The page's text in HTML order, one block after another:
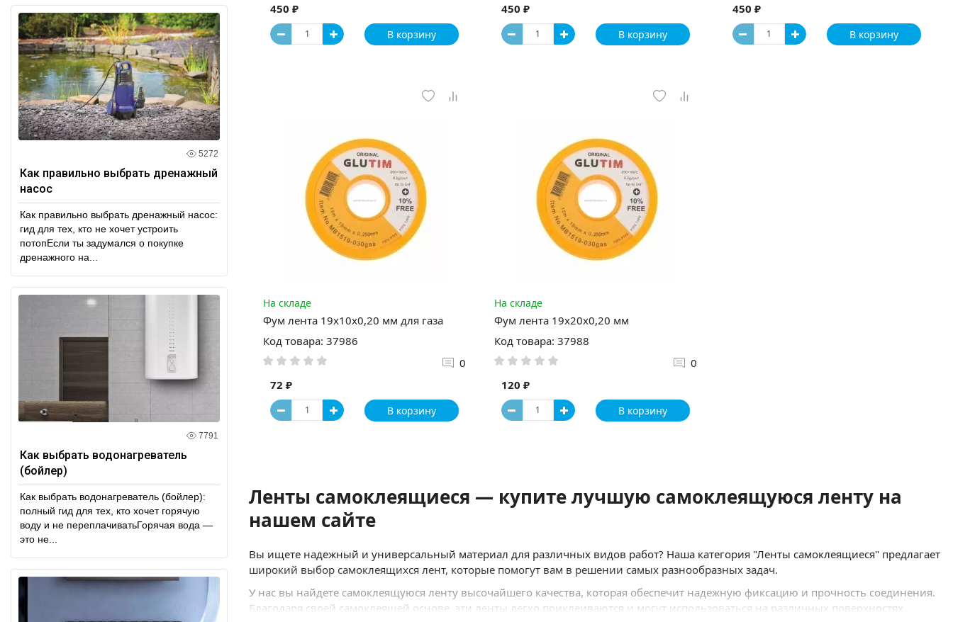
5272
Как правильно выбрать дренажный
насос
Как правильно выбрать дренажный насос:
гид для тех, кто не хочет устроить
потопЕсли ты задумался о покупке
дренажного на...
7791
Как выбрать водонагреватель
(бойлер)
Как выбрать водонагреватель (бойлер):
полный гид для тех, кто хочет горячую
воду и не переплачиватьГорячая вода —
это не...
450 ₽
В корзину
450 ₽
В корзину
450 ₽
В корзину
На складе
Фум лента 19х10х0,20 мм для газа
Код товара: 37986
0
72 ₽
В корзину
На складе
Фум лента 19х20х0,20 мм
Код товара: 37988
0
120 ₽
В корзину
Ленты самоклеящиеся — купите лучшую самоклеящуюся ленту на
нашем сайте
Вы ищете надежный и универсальный материал для различных видов работ? Наша категория "Ленты самоклеящиеся" предлагает
широкий выбор самоклеящихся лент, которые помогут вам в решении самых разнообразных задач.
У нас вы найдете самоклеящуюся ленту высочайшего качества, которая обеспечит надежную фиксацию и прочность соединения.
Благодаря своей самоклеящей основе, эти ленты легко приклеиваются и могут использоваться на различных поверхностях,